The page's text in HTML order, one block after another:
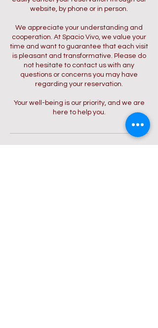
website, by phone or in person.
We appreciate your understanding and
cooperation. At Spacio Vivo, we value your
time and want to guarantee that each visit
is pleasant and transformative. Please do
not hesitate to contact us with any
questions or concerns you may have
regarding your reservation.
Your well-being is our priority, and we are
here to help you.